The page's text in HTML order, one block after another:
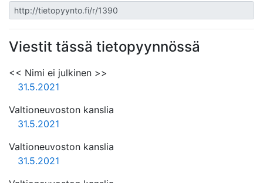
Viestit tässä tietopyynnössä
<< Nimi ei julkinen >>
31.5.2021
Valtioneuvoston kanslia
31.5.2021
Valtioneuvoston kanslia
31.5.2021